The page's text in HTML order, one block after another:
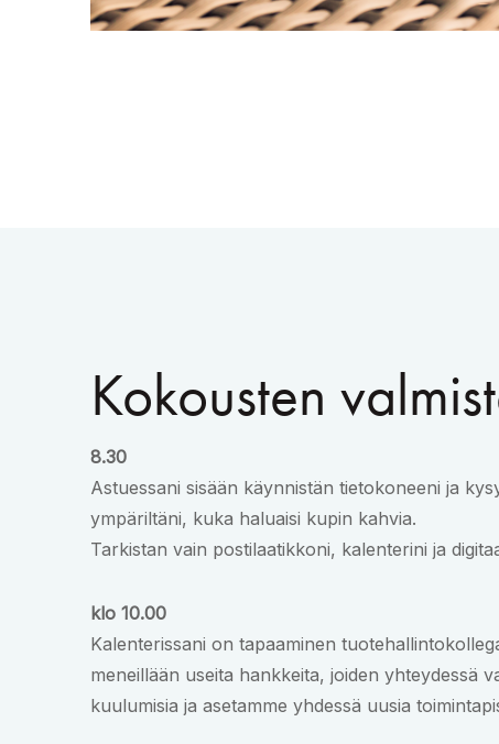
Kokousten
8.30
Astuessani sisään käynnistän tietokoneeni ja
ympäriltäni, kuka haluaisi kupin kahvia.
Tarkistan vain postilaatikkoni, kalenterini ja
klo 10.00
Kalenterissani on tapaaminen
meneillään useita hankkeita, joiden yhteydessä
kuulumisia ja asetamme yhdessä uusia